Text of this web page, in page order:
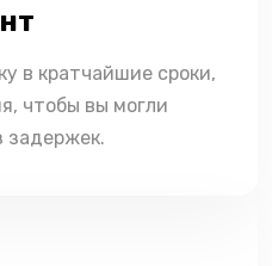
в кратчайшие сроки,
чтобы вы могли
задержек.